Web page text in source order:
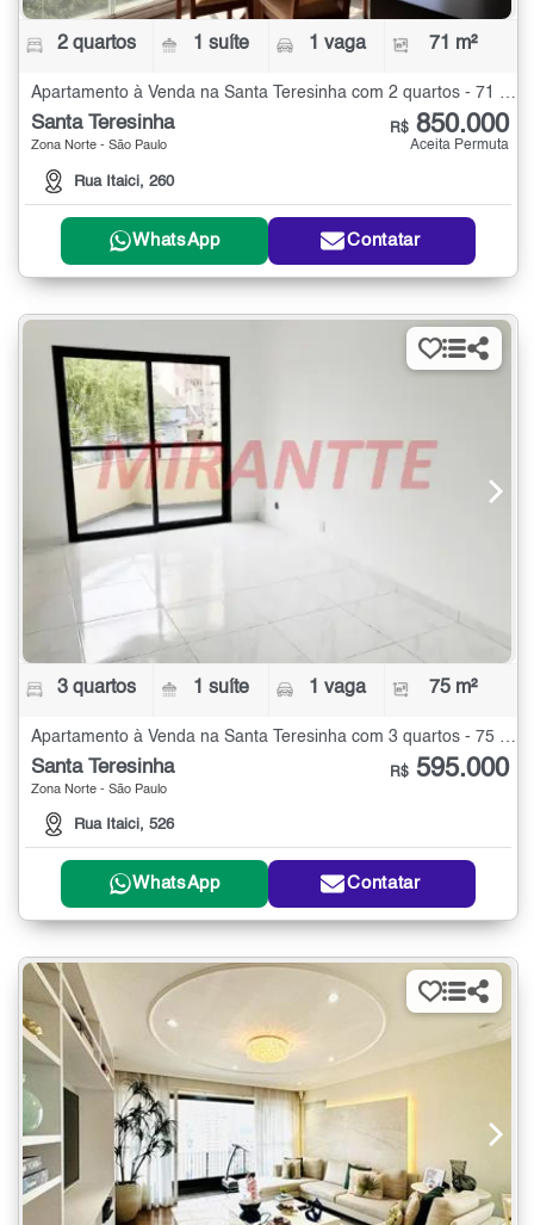
2 quartos 1 suíte 1 vaga 71 m²
Apartamento à Venda na Santa Teresinha com 2 quartos - 71 m²
Santa Teresinha
Zona Norte - São Paulo
Rua Itaici, 260
R$ 850.000
Aceita Permuta
WhatsApp Contatar
3 quartos 1 suíte 1 vaga 75 m²
Santa Teresinha
Zona Norte - São Paulo
Rua Itaici, 526
R$ 595.000
WhatsApp Contatar